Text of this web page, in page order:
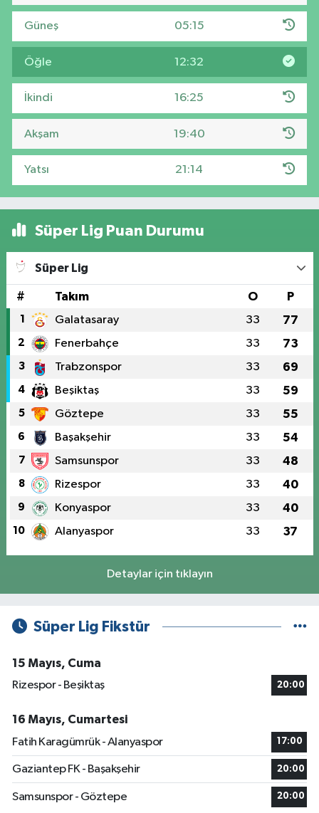
Güneş 05:15
Öğle 12:32
İkindi 16:25
Akşam 19:40
Yatsı 21:14
Süper Lig Puan Durumu
Süper Lig
# Takım O P
1 Galatasaray 33 77
2 Fenerbahçe 33 73
3 Trabzonspor 33 69
4 Beşiktaş 33 59
5 Göztepe 33 55
6 Başakşehir 33 54
7 Samsunspor 33 48
8 Rizespor 33 40
9 Konyaspor 33 40
10 Alanyaspor 33 37
Detaylar için tıklayın
Süper Lig Fikstür
15 Mayıs, Cuma
Rizespor - Beşiktaş
20:00
16 Mayıs, Cumartesi
Fatih Karagümrük - Alanyaspor
17:00
Gaziantep FK - Başakşehir 20:00
Samsunspor - Göztepe 20:00